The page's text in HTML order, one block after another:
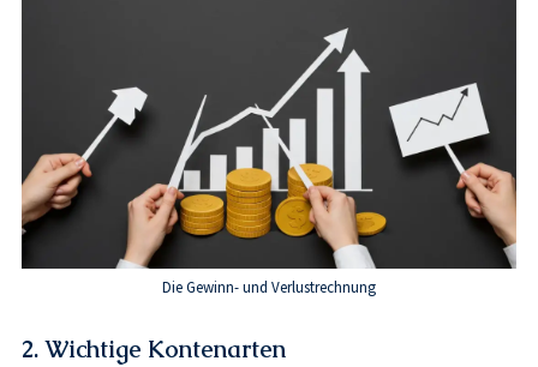
Die Gewinn- und Verlustrechnung
2. Wichtige Kontenarten